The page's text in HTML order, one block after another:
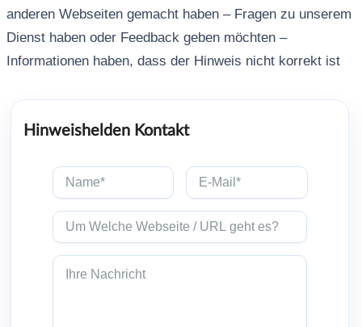
anderen Webseiten gemacht haben – Fragen zu unserem
Dienst haben oder Feedback geben möchten –
Informationen haben, dass der Hinweis nicht korrekt ist
Hinweishelden Kontakt